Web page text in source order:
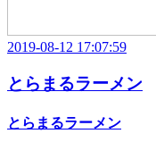
2019-08-12 17:07:59
とらまるラーメン
とらまるラーメン